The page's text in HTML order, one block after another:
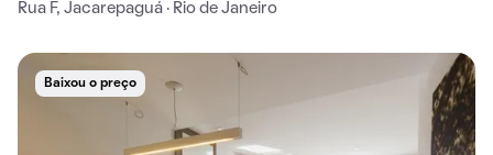
Rua F, Jacarepaguá · Rio de Janeiro
Baixou o preço